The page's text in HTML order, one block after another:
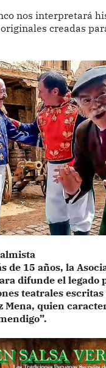
nos interpretará
creadas
de 15 años, la
difunde el legado
teatrales
Mena, quien